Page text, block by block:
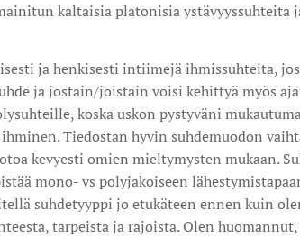
kaltaisia platonisia ystävyyssuhteita
ja henkisesti intiimejä ihmissuhteita,
ja jostain/joistain voisi kehittyä myös
koska uskon pystyväni
Tiedostan hyvin suhdemuodon
kevyesti omien mieltymysten mukaan.
mono- vs polyjakoiseen
suhdetyyppi jo etukäteen ennen kuin
tarpeista ja rajoista. Olen